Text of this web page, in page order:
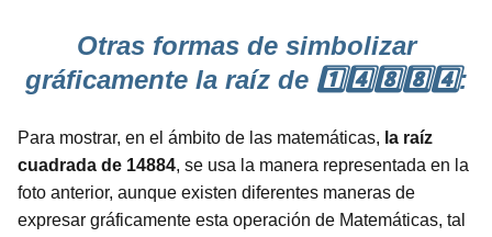
Otras formas de simbolizar
gráficamente la raíz de 1️⃣4️⃣8️⃣8️⃣4️⃣:
Para mostrar, en el ámbito de las matemáticas, la raíz
cuadrada de 14884, se usa la manera representada en la
foto anterior, aunque existen diferentes maneras de
expresar gráficamente esta operación de Matemáticas, tal